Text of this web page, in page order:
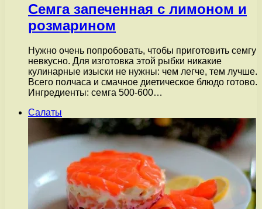
Семга запеченная с лимоном и
розмарином
Нужно очень попробовать, чтобы приготовить семгу
невкусно. Для изготовка этой рыбки никакие
кулинарные изыски не нужны: чем легче, тем лучше.
Всего полчаса и смачное диетическое блюдо готово.
Ингредиенты: семга 500-600…
Салаты